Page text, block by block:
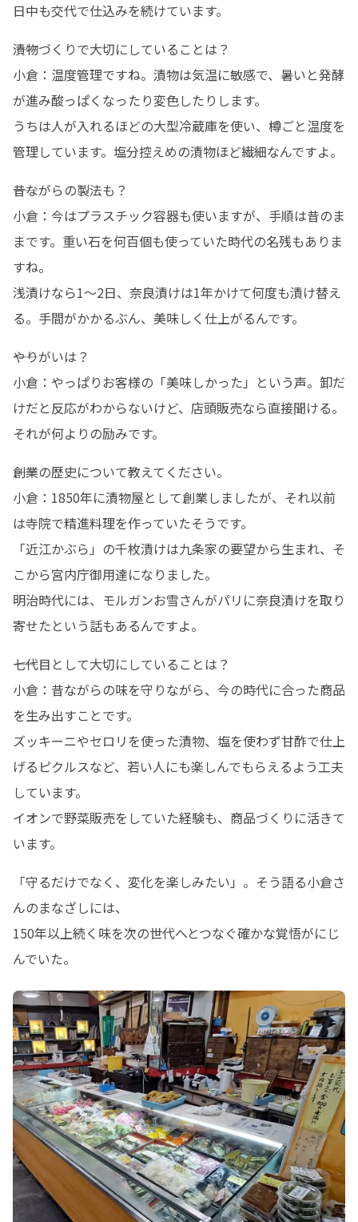
日中も交代で仕込みを続けています。
――漬物づくりで大切にしていることは？
小倉：温度管理ですね。漬物は気温に敏感で、暑いと発酵
が進み酸っぱくなったり変色したりします。
うちは人が入れるほどの大型冷蔵庫を使い、樽ごと温度を
管理しています。塩分控えめの漬物ほど繊細なんですよ。
――昔ながらの製法も？
小倉：今はプラスチック容器も使いますが、手順は昔のま
まです。重い石を何百個も使っていた時代の名残もありま
すね。
浅漬けなら1〜2日、奈良漬けは1年かけて何度も漬け替え
る。手間がかかるぶん、美味しく仕上がるんです。
――やりがいは？
小倉：やっぱりお客様の「美味しかった」という声。卸だ
けだと反応がわからないけど、店頭販売なら直接聞ける。
それが何よりの励みです。
――創業の歴史について教えてください。
小倉：1850年に漬物屋として創業しましたが、それ以前
は寺院で精進料理を作っていたそうです。
「近江かぶら」の千枚漬けは九条家の要望から生まれ、そ
こから宮内庁御用達になりました。
明治時代には、モルガンお雪さんがパリに奈良漬けを取り
寄せたという話もあるんですよ。
――七代目として大切にしていることは？
小倉：昔ながらの味を守りながら、今の時代に合った商品
を生み出すことです。
ズッキーニやセロリを使った漬物、塩を使わず甘酢で仕上
げるピクルスなど、若い人にも楽しんでもらえるよう工夫
しています。
イオンで野菜販売をしていた経験も、商品づくりに活きて
います。
「守るだけでなく、変化を楽しみたい」。そう語る小倉さ
んのまなざしには、
150年以上続く味を次の世代へとつなぐ確かな覚悟がにじ
んでいた。